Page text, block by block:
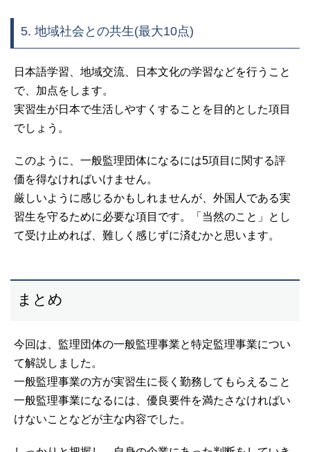
5. 地域社会との共生(最大10点)
日本語学習、地域交流、日本文化の学習などを行うこと
で、加点をします。
実習生が日本で生活しやすくすることを目的とした項目
でしょう。
このように、一般監理団体になるには5項目に関する評
価を得なければいけません。
厳しいように感じるかもしれませんが、外国人である実
習生を守るために必要な項目です。「当然のこと」とし
て受け止めれば、難しく感じずに済むかと思います。
まとめ
今回は、監理団体の一般監理事業と特定監理事業につい
て解説しました。
一般監理事業の方が実習生に長く勤務してもらえること
一般監理事業になるには、優良要件を満たさなければい
けないことなどが主な内容でした。